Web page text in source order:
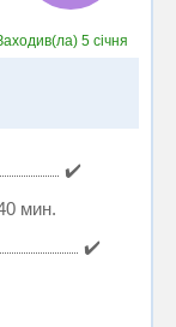
5 січня
✔️
мин.
✔️